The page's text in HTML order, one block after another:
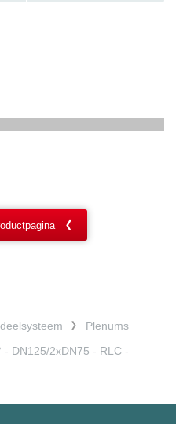
Plenums
- DN125/2xDN75 - RLC -